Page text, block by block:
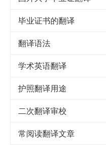
毕业证书的翻译
翻译语法
学术英语翻译
护照翻译用途
二次翻译审校
常阅读翻译文章